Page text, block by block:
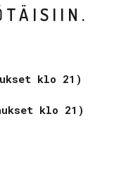
klo 21)
klo 21)